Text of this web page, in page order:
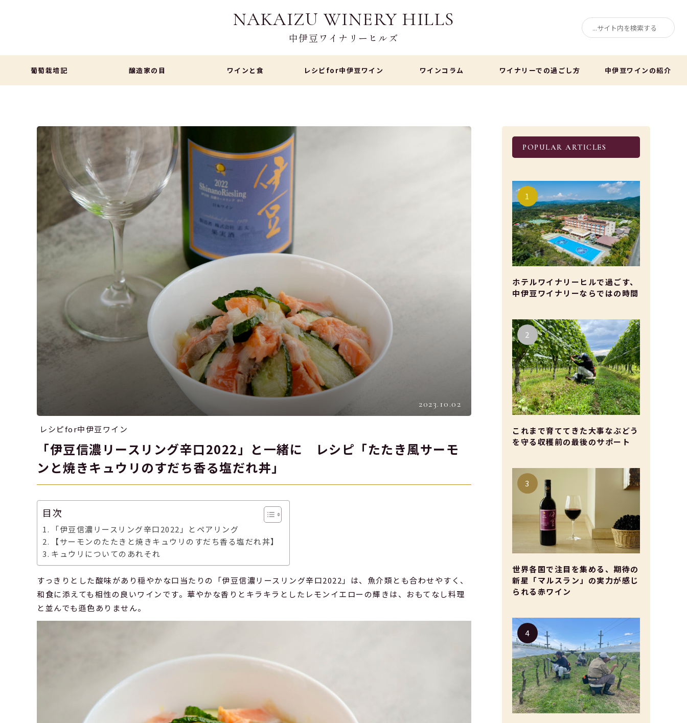
NAKAIZU WINERY HILLS
中伊豆ワイナリーヒルズ
葡萄栽培記 醸造家の目 ワインと食 レシピfor中伊豆ワイン ワインコラム ワイナリーでの過ごし方 中伊豆ワインの紹介
2023.10.02
レシピfor中伊豆ワイン
「伊豆信濃リースリング辛口2022」と一緒に レシピ「たたき風サーモ
ンと焼きキュウリのすだち香る塩だれ丼」
目次
「伊豆信濃リースリング辛口2022」とペアリング
【サーモンのたたきと焼きキュウリのすだち香る塩だれ丼】
キュウリについてのあれそれ
すっきりとした酸味があり穏やかな口当たりの「伊豆信濃リースリング辛口2022」は、魚介類とも合わせやすく、
和食に添えても相性の良いワインです。華やかな香りとキラキラとしたレモンイエローの輝きは、おもてなし料理
と並んでも遜色ありません。
POPULAR ARTICLES
ホテルワイナリーヒルで過ごす、
中伊豆ワイナリーならではの時間
これまで育ててきた大事なぶどう
を守る収穫前の最後のサポート
世界各国で注目を集める、期待の
新星「マルスラン」の実力が感じ
られる赤ワイン